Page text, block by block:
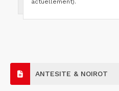
actuellement).
ANTESITE & NOIROT